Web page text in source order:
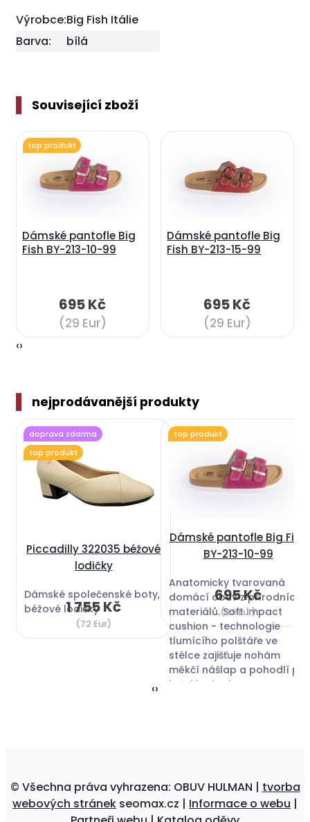
Výrobce:Big Fish Itálie
Barva:
bílá
Související zboží
Dámské pantofle Big
Fish BY-213-10-99
695 Kč
(29 Eur)
top produkt
Dámské pantofle Big
Fish BY-213-15-99
695 Kč
(29 Eur)
‹›
nejprodávanější produkty
Piccadilly 322035 béžové
lodičky
Dámské společenské boty,
béžové lodičky
1 755 Kč
(72 Eur)
doprava zdarma
top produkt
Dámské pantofle Big Fish
BY-213-10-99
Anatomicky tvarovaná
domácí obuv z přírodních
materiálů. Soft impact
cushion - technologie
tlumícího polštáře ve
stélce zajišťuje nohám
měkčí nášlap a pohodlí při
každém kroku.
695 Kč
(29 Eur)
top produkt
‹›
© Všechna práva vyhrazena: OBUV HULMAN | tvorba
webových stránek seomax.cz | Informace o webu |